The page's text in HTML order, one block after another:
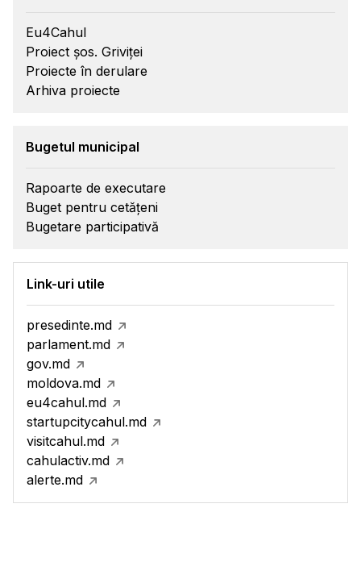
Eu4Cahul
Proiect șos. Griviței
Proiecte în derulare
Arhiva proiecte
Bugetul municipal
Rapoarte de executare
Buget pentru cetățeni
Bugetare participativă
Link-uri utile
presedinte.md
parlament.md
gov.md
moldova.md
eu4cahul.md
startupcitycahul.md
visitcahul.md
cahulactiv.md
alerte.md